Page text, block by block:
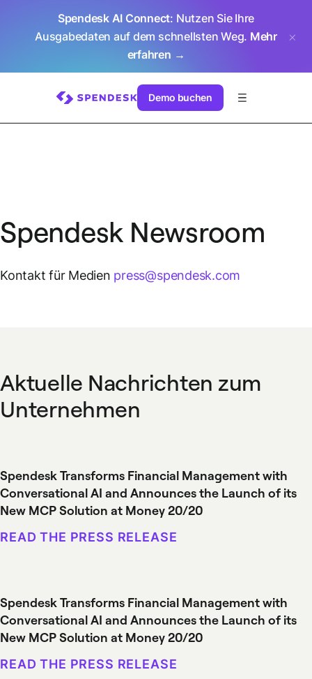
Spendesk AI Connect: Nutzen Sie Ihre
Ausgabedaten auf dem schnellsten Weg. Mehr
erfahren →
Demo buchen
Spendesk Newsroom
Kontakt für Medien press@spendesk.com
Aktuelle Nachrichten zum
Unternehmen
Spendesk Transforms Financial Management with
Conversational AI and Announces the Launch of its
New MCP Solution at Money 20/20
READ THE PRESS RELEASE
Spendesk Transforms Financial Management with
Conversational AI and Announces the Launch of its
New MCP Solution at Money 20/20
READ THE PRESS RELEASE